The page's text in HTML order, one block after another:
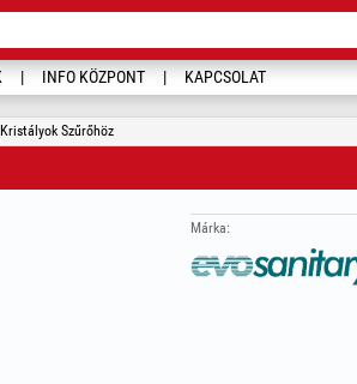
INFO KÖZPONT KAPCSOLAT
Szűrőhöz
Márka: